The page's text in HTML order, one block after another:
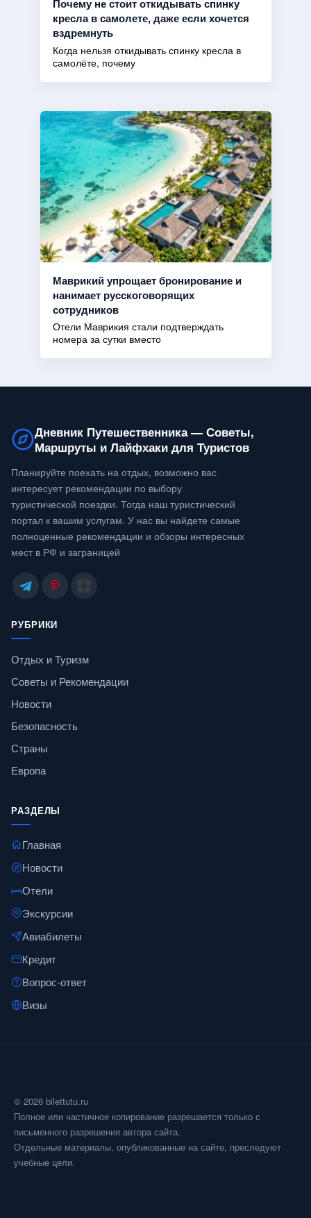
Почему не стоит откидывать спинку
кресла в самолете, даже если хочется
вздремнуть
Когда нельзя откидывать спинку кресла в
самолёте, почему
Маврикий упрощает бронирование и
нанимает русскоговорящих
сотрудников
Отели Маврикия стали подтверждать
номера за сутки вместо
Дневник Путешественника — Советы,
Маршруты и Лайфхаки для Туристов
Планируйте поехать на отдых, возможно вас
интересует рекомендации по выбору
туристической поездки. Тогда наш туристический
портал к вашим услугам. У нас вы найдете самые
полноценные рекомендации и обзоры интересных
мест в РФ и заграницей
РУБРИКИ
Отдых и Туризм
Советы и Рекомендации
Новости
Безопасность
Страны
Европа
РАЗДЕЛЫ
Главная
Новости
Отели
Экскурсии
Авиабилеты
Кредит
Вопрос-ответ
Визы
© 2026 bilettutu.ru
Полное или частичное копирование разрешается только с
письменного разрешения автора сайта.
Отдельные материалы, опубликованные на сайте, преследуют
учебные цели.